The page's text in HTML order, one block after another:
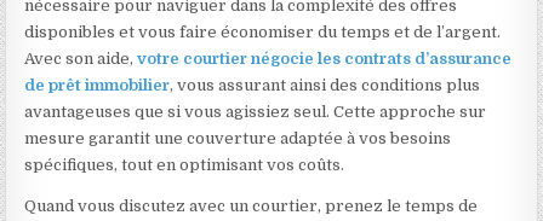
nécessaire pour naviguer dans la complexité des offres
disponibles et vous faire économiser du temps et de l’argent.
Avec son aide,votre courtier négocie les contrats d’assurance
de prêt immobilier, vous assurant ainsi des conditions plus
avantageuses que si vous agissiez seul. Cette approche sur
mesure garantit une couverture adaptée à vos besoins
spécifiques, tout en optimisant vos coûts.
Quand vous discutez avec un courtier, prenez le temps de